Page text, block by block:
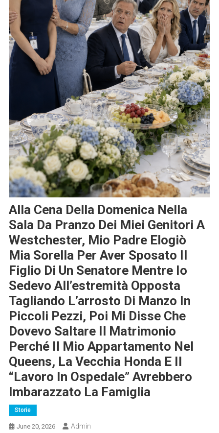
Alla Cena Della Domenica Nella
Sala Da Pranzo Dei Miei Genitori A
Westchester, Mio Padre Elogiò
Mia Sorella Per Aver Sposato Il
Figlio Di Un Senatore Mentre Io
Sedevo All’estremità Opposta
Tagliando L’arrosto Di Manzo In
Piccoli Pezzi, Poi Mi Disse Che
Dovevo Saltare Il Matrimonio
Perché Il Mio Appartamento Nel
Queens, La Vecchia Honda E Il
“lavoro In Ospedale” Avrebbero
Imbarazzato La Famiglia
Storie
June 20, 2026 Admin